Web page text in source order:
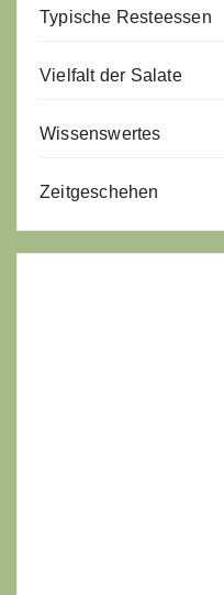
Typische Resteessen
Vielfalt der Salate
Wissenswertes
Zeitgeschehen